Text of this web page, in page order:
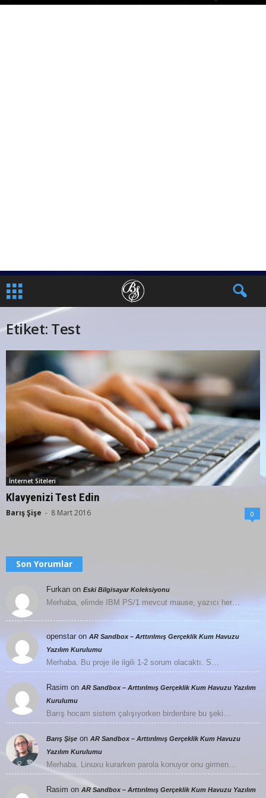
Etiket: Test
İnternet Siteleri
Klavyenizi Test Edin
Barış Şişe - 8 Mart 2016 0
Son Yorumlar
Furkan on Eski Bilgisayar Koleksiyonu
Merhaba, elimde IBM PS/1 mevcut mause, yazıcı her…
openstar on AR Sandbox – Arttırılmış Gerçeklik Kum Havuzu
Yazılım Kurulumu
Merhaba. Bu proje ile ilgili 1-2 sorum olacaktı. S…
Rasim on AR Sandbox – Arttırılmış Gerçeklik Kum Havuzu Yazılım
Kurulumu
Barış hocam sistem çalışıyorken birdenbire bu şeki…
Barış Şişe on AR Sandbox – Arttırılmış Gerçeklik Kum Havuzu
Yazılım Kurulumu
Merhaba. Linuxu kurarken parola konuyor onu girmen…
Rasim on AR Sandbox – Arttırılmış Gerçeklik Kum Havuzu Yazılım